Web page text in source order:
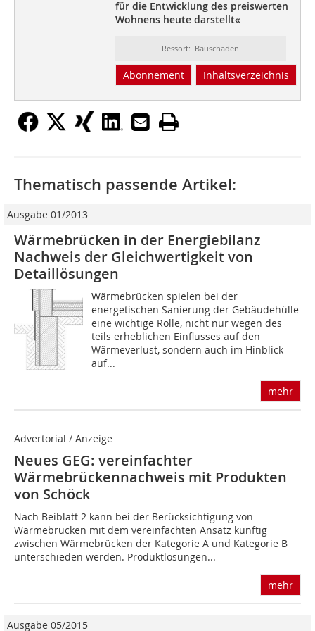
für die Entwicklung des preiswerten
Wohnens heute darstellt«
Ressort: Bauschäden
Abonnement Inhaltsverzeichnis
Thematisch passende Artikel:
Ausgabe 01/2013
Wärmebrücken in der Energiebilanz
Nachweis der Gleichwertigkeit von
Detaillösungen
Wärmebrücken spielen bei der
energetischen Sanierung der Gebäudehülle
eine wichtige Rolle, nicht nur wegen des
teils erheblichen Einflusses auf den
Wärmeverlust, sondern auch im Hinblick
auf...
mehr
Advertorial / Anzeige
Neues GEG: vereinfachter
Wärmebrückennachweis mit Produkten
von Schöck
Nach Beiblatt 2 kann bei der Berücksichtigung von
Wärmebrücken mit dem vereinfachten Ansatz künftig
zwischen Wärmebrücken der Kategorie A und Kategorie B
unterschieden werden. Produktlösungen...
mehr
Ausgabe 05/2015